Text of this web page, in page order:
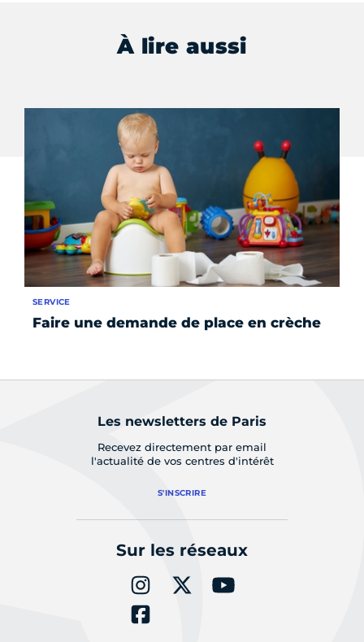
À lire aussi
Faire une demande de place en crèche
SERVICE
Les newsletters de Paris
Recevez directement par email
l'actualité de vos centres d'intérêt
S'INSCRIRE
Sur les réseaux